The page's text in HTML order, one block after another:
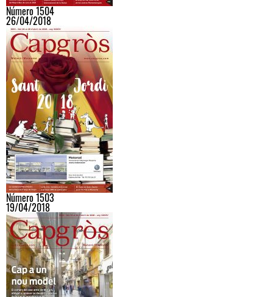
Número 1504
26/04/2018
Número 1503
19/04/2018